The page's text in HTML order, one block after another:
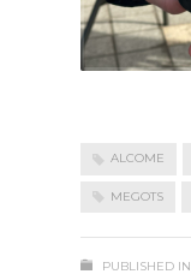
ALCOME
MEGOTS
PUBLISHED IN